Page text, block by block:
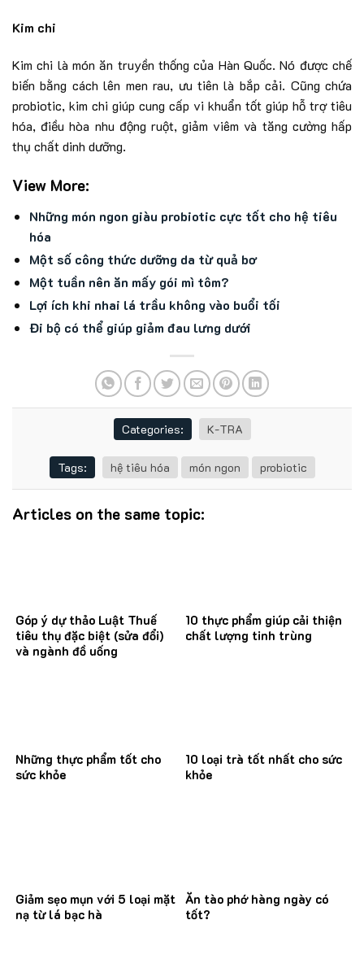
Kim chi
Kim chi là món ăn truyền thống của Hàn Quốc. Nó được chế
biến bằng cách lên men rau, ưu tiên là bắp cải. Cũng chứa
probiotic, kim chi giúp cung cấp vi khuẩn tốt giúp hỗ trợ tiêu
hóa, điều hòa nhu động ruột, giảm viêm và tăng cường hấp
thụ chất dinh dưỡng.
View More:
Những món ngon giàu probiotic cực tốt cho hệ tiêu
hóa
Một số công thức dưỡng da từ quả bơ
Một tuần nên ăn mấy gói mì tôm?
Lợi ích khi nhai lá trầu không vào buổi tối
Đi bộ có thể giúp giảm đau lưng dưới
Categories: K-TRA
Tags: hệ tiêu hóa món ngon probiotic
Articles on the same topic:
Góp ý dự thảo Luật Thuế
tiêu thụ đặc biệt (sửa đổi)
và ngành đồ uống
10 thực phẩm giúp cải thiện
chất lượng tinh trùng
Những thực phẩm tốt cho
sức khỏe
10 loại trà tốt nhất cho sức
khỏe
Giảm sẹo mụn với 5 loại mặt
nạ từ lá bạc hà
Ăn tào phớ hàng ngày có
tốt?